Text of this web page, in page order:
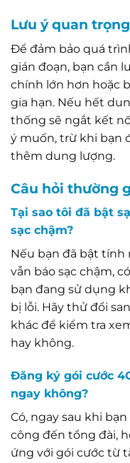
Lưu ý quan
Để đảm bảo quá
gián đoạn, bạn cần
chính lớn hơn hoặc
gia hạn. Nếu hết
thống sẽ ngắt kết
ý muốn, trừ khi bạn
thêm dung lượng.
Câu hỏi thường
Tại sao tôi đã bật
sạc chậm?
Nếu bạn đã bật tính
vẫn báo sạc chậm,
bạn đang sử dụng
bị lỗi. Hãy thử đổi
khác để kiểm tra
hay không.
Đăng ký gói cước
ngay không?
Có, ngay sau khi
công đến tổng đài,
ứng với gói cước từ